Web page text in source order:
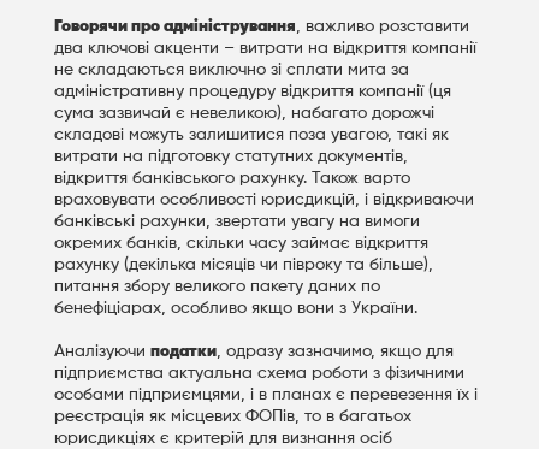
Говорячи про адміністрування, важливо розставити
два ключові акценти – витрати на відкриття компанії
не складаються виключно зі сплати мита за
адміністративну процедуру відкриття компанії (ця
сума зазвичай є невеликою), набагато дорожчі
складові можуть залишитися поза увагою, такі як
витрати на підготовку статутних документів,
відкриття банківського рахунку. Також варто
враховувати особливості юрисдикцій, і відкриваючи
банківські рахунки, звертати увагу на вимоги
окремих банків, скільки часу займає відкриття
рахунку (декілька місяців чи півроку та більше),
питання збору великого пакету даних по
бенефіціарах, особливо якщо вони з України.
Аналізуючи податки, одразу зазначимо, якщо для
підприємства актуальна схема роботи з фізичними
особами підприємцями, і в планах є перевезення їх і
реєстрація як місцевих ФОПів, то в багатьох
юрисдикціях є критерій для визнання осіб